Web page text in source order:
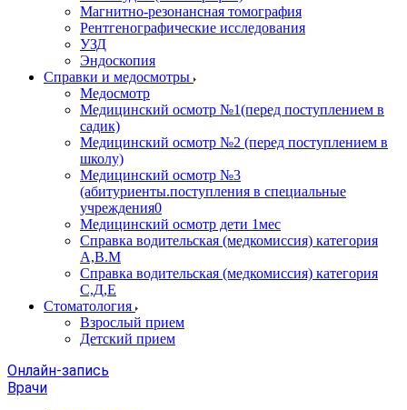
Магнитно-резонансная томография
Рентгенографические исследования
УЗД
Эндоскопия
Справки и медосмотры
Медосмотр
Медицинский осмотр №1(перед поступлением в
садик)
Медицинский осмотр №2 (перед поступлением в
школу)
Медицинский осмотр №3
(абитуриенты.поступления в специальные
учреждения0
Медицинский осмотр дети 1мес
Справка водительская (медкомиссия) категория
А,В.М
Справка водительская (медкомиссия) категория
С,Д,Е
Стоматология
Взрослый прием
Детский прием
Онлайн-запись
Врачи